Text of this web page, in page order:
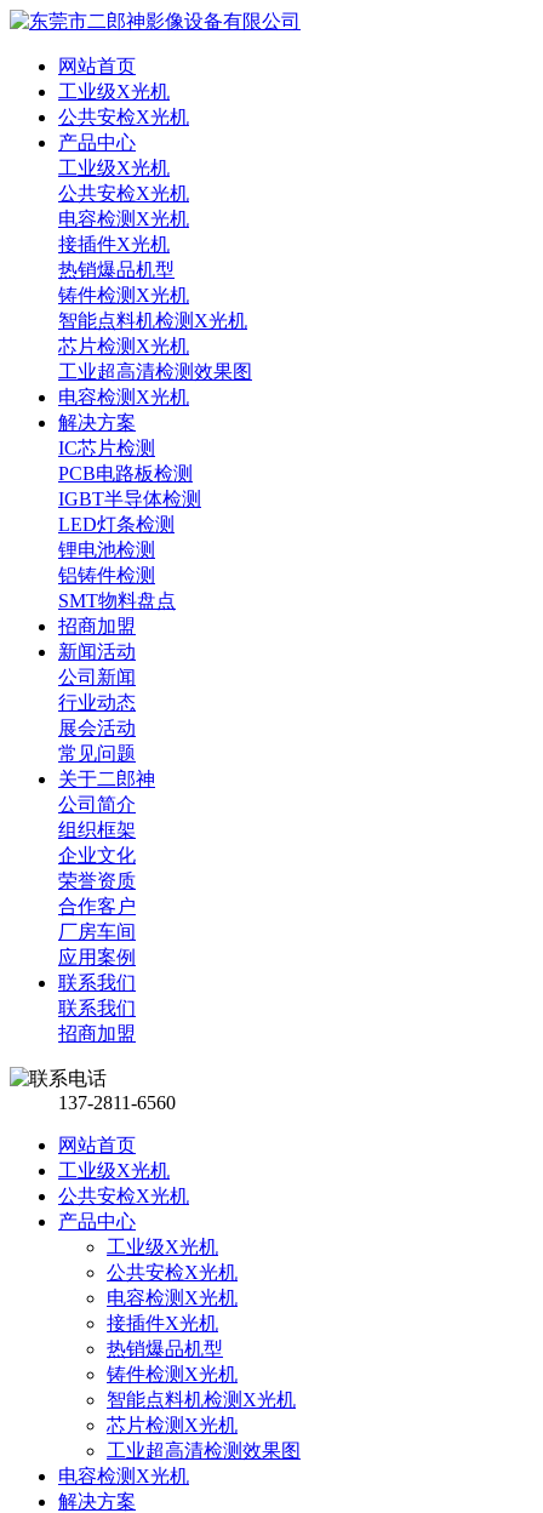
网站首页
工业级X光机
公共安检X光机
产品中心
工业级X光机
公共安检X光机
电容检测X光机
接插件X光机
热销爆品机型
铸件检测X光机
智能点料机检测X光机
芯片检测X光机
工业超高清检测效果图
电容检测X光机
解决方案
IC芯片检测
PCB电路板检测
IGBT半导体检测
LED灯条检测
锂电池检测
铝铸件检测
SMT物料盘点
招商加盟
新闻活动
公司新闻
行业动态
展会活动
常见问题
关于二郎神
公司简介
组织框架
企业文化
荣誉资质
合作客户
厂房车间
应用案例
联系我们
联系我们
招商加盟
137-2811-6560
网站首页
工业级X光机
公共安检X光机
产品中心
工业级X光机
公共安检X光机
电容检测X光机
接插件X光机
热销爆品机型
铸件检测X光机
智能点料机检测X光机
芯片检测X光机
工业超高清检测效果图
电容检测X光机
解决方案